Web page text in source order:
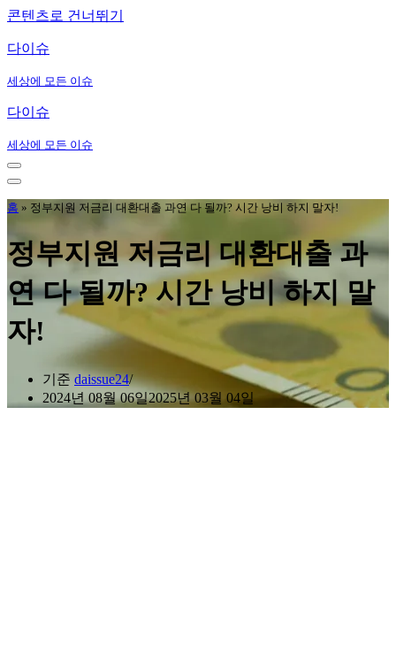
콘텐츠로 건너뛰기
다이슈
세상에 모든 이슈
다이슈
세상에 모든 이슈
내
비
게
션
메
뉴
내
비
이
션
메
뉴
홈 » 정부지원 저금리 대환대출 과연 다 될까? 시간 낭비 하지 말자!
정부지원 저금리 대환대출 과
연 다 될까? 시간 낭비 하지 말
자!
기준 daissue24
2024년 08월 06일2025년 03월 04일